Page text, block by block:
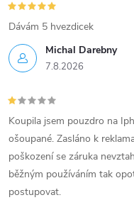
Michal Darebny
7.8.2026
Dávám 5 hvezdicek
Koupila jsem pouzdro na
ošoupané. Zasláno k
poškození se záruka
běžným používáním tak
postupovat.